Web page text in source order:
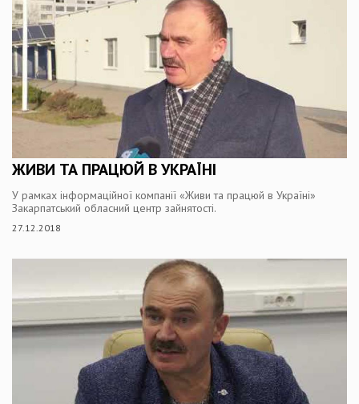
ЖИВИ ТА ПРАЦЮЙ В УКРАЇНІ
У рамках інформаційної компанії «Живи та працюй в Україні»
Закарпатський обласний центр зайнятості.
27.12.2018